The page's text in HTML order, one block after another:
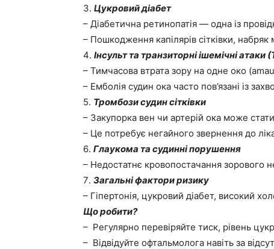
3️. Цукровий діабет
– Діабетична ретинопатія — одна із
– Пошкодження капілярів сітківки,
4️. Інсульт та транзиторні ішемічні атаки
– Тимчасова втрата зору на одне око
– Емболія судин ока часто пов’язані із
5️. Тромбози судин сітківки
– Закупорка вен чи артерій ока може
– Це потребує негайного звернення до
6️. Глаукома та судинні порушення
– Недостатнє кровопостачання зорового
7️. Загальні фактори ризику
– Гіпертонія, цукровий діабет, високий
Що робити?
– Регулярно перевіряйте тиск, рівень
– Відвідуйте офтальмолога навіть за